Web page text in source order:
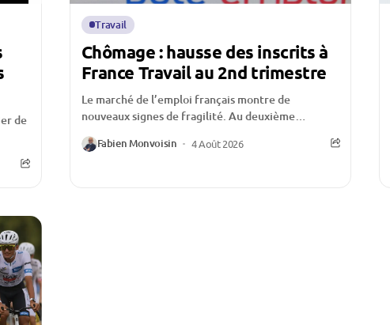
de
Travail
Chômage : hausse des inscrits à
France Travail au 2nd trimestre
Le marché de l’emploi français montre de
nouveaux signes de fragilité. Au deuxième
trimestre 2026, le nombre de demandeurs
d’emploi inscrits à France...
Fabien Monvoisin 4 Août 2026